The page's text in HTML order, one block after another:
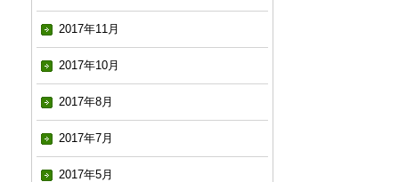
2017年11月
2017年10月
2017年8月
2017年7月
2017年5月